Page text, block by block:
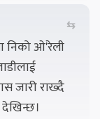
⇆
निको ओ'रेली
जारी राख्दै
देखिन्छ।